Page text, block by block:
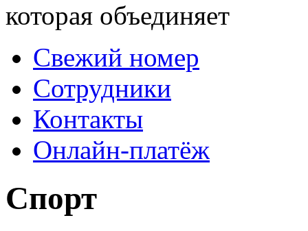
которая объединяет
Свежий номер
Сотрудники
Контакты
Онлайн-платёж
Спорт